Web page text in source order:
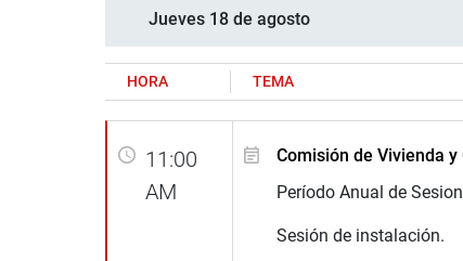
Jueves 18 de agosto
HORA TEMA
11:00
AM
Comisión de Vivienda y
Período Anual de
Sesión de instalación.